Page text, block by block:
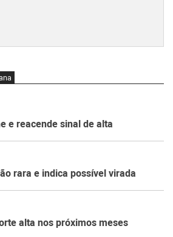
e reacende sinal de alta
rara e indica possível virada
alta nos próximos meses